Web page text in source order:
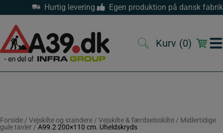
til
indholdet
Hurtig levering. Egen produktion på dansk fabrik
Kurv (0)
(0)
Forside / Vejskilte og standere / Vejskilte & færdselsskilte / Midlertidige
gule tavler / A99.2 200×110 cm. Uheldskryds